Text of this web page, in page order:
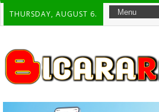
THURSDAY, AUGUST 6.